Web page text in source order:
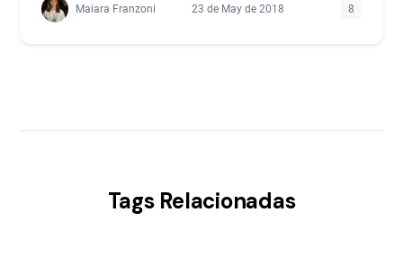
Maiara Franzoni 23 de May de 2018 8
Tags Relacionadas